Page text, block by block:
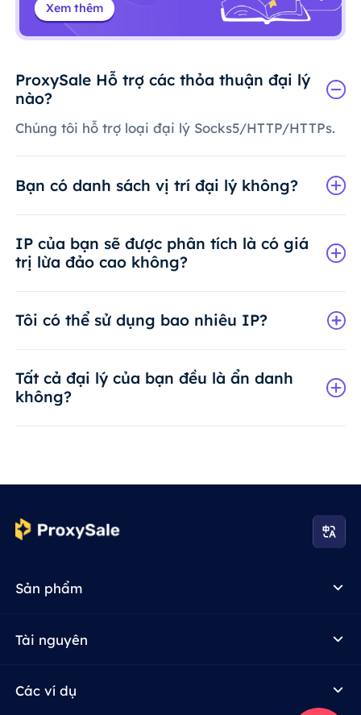
Xem thêm
ProxySale Hỗ trợ các thỏa thuận đại lý
nào?
Chúng tôi hỗ trợ loại đại lý Socks5/HTTP/HTTPs.
Bạn có danh sách vị trí đại lý không?
IP của bạn sẽ được phân tích là có giá
trị lừa đảo cao không?
Tôi có thể sử dụng bao nhiêu IP?
Tất cả đại lý của bạn đều là ẩn danh
không?
Sản phẩm
Tài nguyên
Các ví dụ